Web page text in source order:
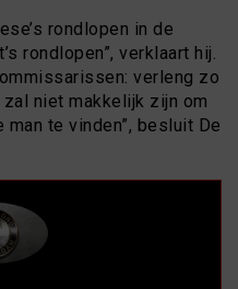
rondlopen in de
rondlopen”, verklaart hij.
verleng zo
niet makkelijk zijn om
te vinden”, besluit De